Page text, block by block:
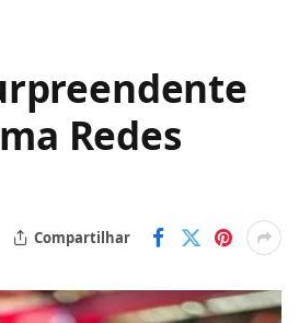
Redes
Compartilhar